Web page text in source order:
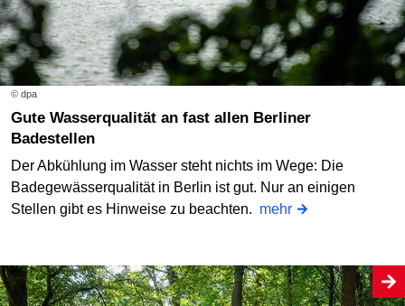
© dpa
Gute Wasserqualität an fast allen Berliner
Badestellen
Der Abkühlung im Wasser steht nichts im Wege: Die
Badegewässerqualität in Berlin ist gut. Nur an einigen
Stellen gibt es Hinweise zu beachten. mehr